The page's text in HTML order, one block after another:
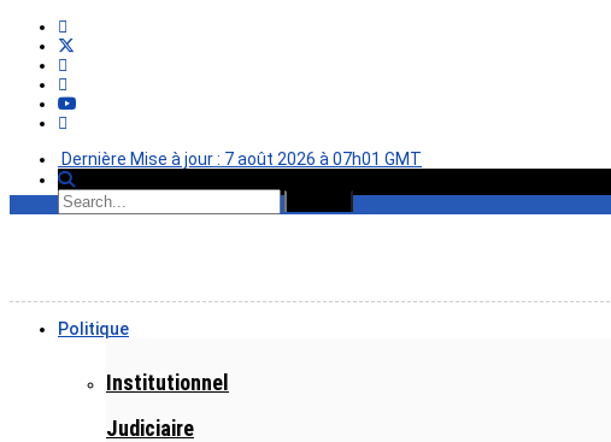
Dernière Mise à jour : 7 août 2026 à 07h01 GMT
Politique
Institutionnel
Judiciaire